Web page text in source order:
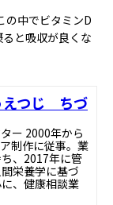
の中でビタミンD
と吸収が良くな
えつじ ちづ
ー 2000年から
制作に従事。業
、2017年に管
栄養学に基づ
、健康相談業